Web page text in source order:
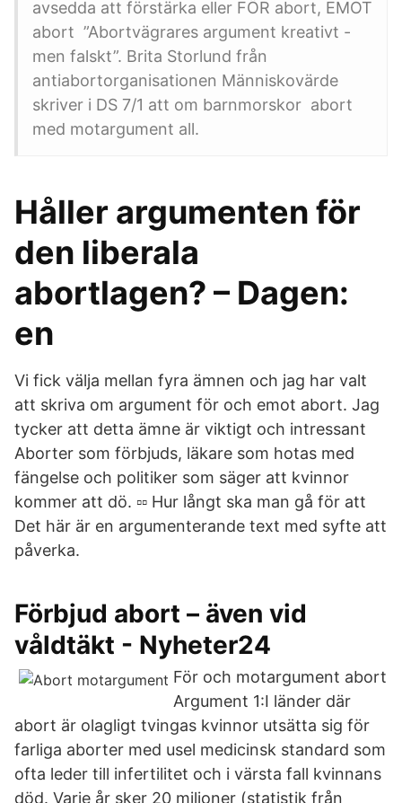
avsedda att förstärka eller FÖR abort, EMOT
abort ”Abortvägrares argument kreativt -
men falskt”. Brita Storlund från
antiabortorganisationen Människovärde
skriver i DS 7/1 att om barnmorskor abort
med motargument all.
Håller argumenten för
den liberala
abortlagen? – Dagen:
en
Vi fick välja mellan fyra ämnen och jag har valt
att skriva om argument för och emot abort. Jag
tycker att detta ämne är viktigt och intressant
Aborter som förbjuds, läkare som hotas med
fängelse och politiker som säger att kvinnor
kommer att dö. ▫▫ Hur långt ska man gå för att
Det här är en argumenterande text med syfte att
påverka.
Förbjud abort – även vid
våldtäkt - Nyheter24
För och motargument abort
Argument 1:I länder där
abort är olagligt tvingas kvinnor utsätta sig för
farliga aborter med usel medicinsk standard som
ofta leder till infertilitet och i värsta fall kvinnans
död. Varje år sker 20 miljoner (statistik från